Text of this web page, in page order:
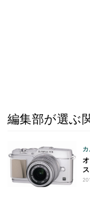
編集部が選ぶ
カ